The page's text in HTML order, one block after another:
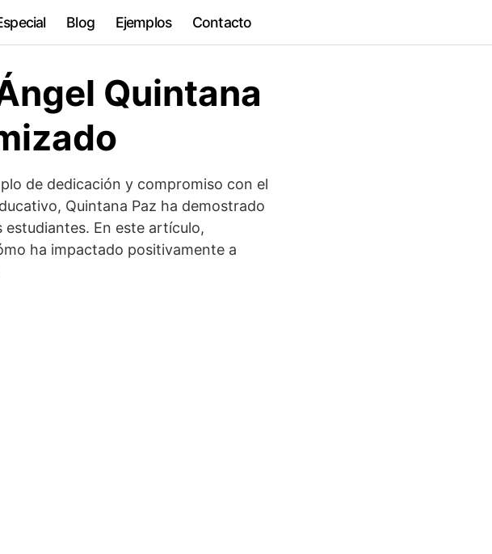
Blog Ejemplos Contacto
Quintana
de dedicación y compromiso con el
Quintana Paz ha demostrado
estudiantes. En este artículo,
ha impactado positivamente a